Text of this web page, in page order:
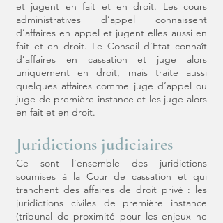
et jugent en fait et en droit. Les cours
administratives d’appel connaissent
d’affaires en appel et jugent elles aussi en
fait et en droit. Le Conseil d’Etat connaît
d’affaires en cassation et juge alors
uniquement en droit, mais traite aussi
quelques affaires comme juge d’appel ou
juge de première instance et les juge alors
en fait et en droit.
Juridictions judiciaires
Ce sont l’ensemble des juridictions
soumises à la Cour de cassation et qui
tranchent des affaires de droit privé : les
juridictions civiles de première instance
(tribunal de proximité pour les enjeux ne